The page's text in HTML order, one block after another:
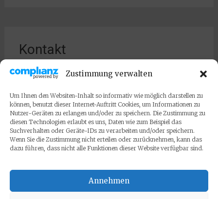
Zustimmung verwalten
Um Ihnen den Websiten-Inhalt so informativ wie möglich darstellen zu
können, benutzt dieser Internet-Auftritt Cookies, um Informationen zu
Nutzer-Geräten zu erlangen und/oder zu speichern. Die Zustimmung zu
diesen Technologien erlaubt es uns, Daten wie zum Beispiel das
Suchverhalten oder Geräte-IDs zu verarbeiten und/oder speichern.
Wenn Sie die Zustimmung nicht erteilen oder zurücknehmen, kann das
dazu führen, dass nicht alle Funktionen dieser Website verfügbar sind.
Annehmen
Kontakt
Email arzt@praxis-kuschick.de
Speckweg 44, 91096 Möhrendorf (bei
Erlangen)
Hier finden Sie das Impressum.